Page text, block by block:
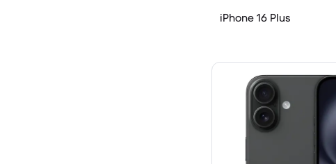
iPhone 16 Plus